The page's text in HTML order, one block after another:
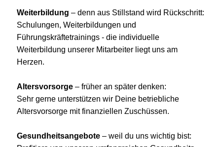
Weiterbildung – denn aus Stillstand wird Rückschritt:
Schulungen, Weiterbildungen und
Führungskräftetrainings - die individuelle
Weiterbildung unserer Mitarbeiter liegt uns am
Herzen.
Altersvorsorge – früher an später denken:
Sehr gerne unterstützen wir Deine betriebliche
Altersvorsorge mit finanziellen Zuschüssen.
Gesundheitsangebote – weil du uns wichtig bist: